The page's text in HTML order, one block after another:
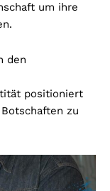
um ihre
den
positioniert
zu